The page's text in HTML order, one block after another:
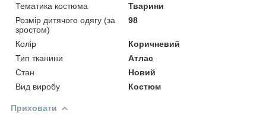
Тематика костюма
Тварини
Розмір дитячого одягу (за
зростом)
98
Колір
Коричневий
Тип тканини
Атлас
Стан
Новий
Вид виробу
Костюм
Приховати